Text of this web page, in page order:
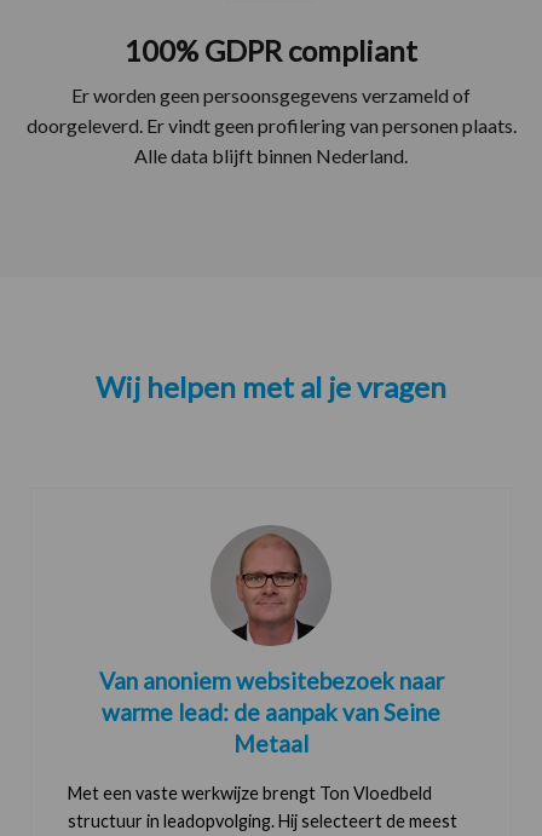
100% GDPR compliant
Er worden geen persoonsgegevens verzameld of
doorgeleverd. Er vindt geen profilering van personen plaats.
Alle data blijft binnen Nederland.
Wij helpen met al je vragen
Van anoniem websitebezoek naar
warme lead: de aanpak van Seine
Metaal
Met een vaste werkwijze brengt Ton Vloedbeld
structuur in leadopvolging. Hij selecteert de meest